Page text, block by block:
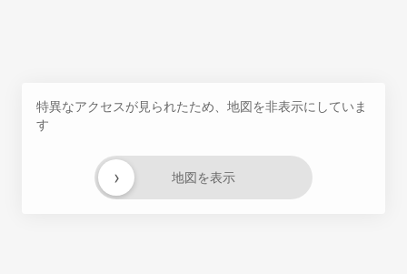
特異なアクセスが見られたため、地図を非表示にしていま
す
地図を表示
›